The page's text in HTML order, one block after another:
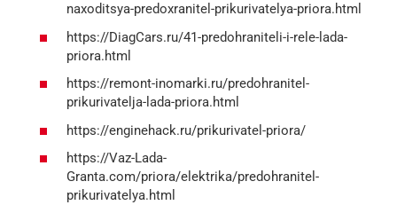
naxoditsya-predoxranitel-prikurivatelya-priora.html
https://DiagCars.ru/41-predohraniteli-i-rele-lada-
priora.html
https://remont-inomarki.ru/predohranitel-
prikurivatelja-lada-priora.html
https://enginehack.ru/prikurivatel-priora/
https://Vaz-Lada-
Granta.com/priora/elektrika/predohranitel-
prikurivatelya.html